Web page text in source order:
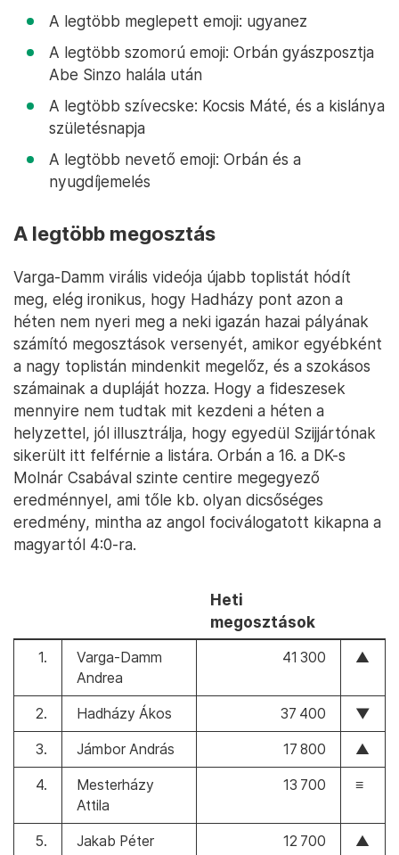
A legtöbb meglepett emoji: ugyanez
A legtöbb szomorú emoji: Orbán gyászposztja
Abe Sinzo halála után
A legtöbb szívecske: Kocsis Máté, és a kislánya
születésnapja
A legtöbb nevető emoji: Orbán és a
nyugdíjemelés
A legtöbb megosztás
Varga-Damm virális videója újabb toplistát hódít
meg, elég ironikus, hogy Hadházy pont azon a
héten nem nyeri meg a neki igazán hazai pályának
számító megosztások versenyét, amikor egyébként
a nagy toplistán mindenkit megelőz, és a szokásos
számainak a dupláját hozza. Hogy a fideszesek
mennyire nem tudtak mit kezdeni a héten a
helyzettel, jól illusztrálja, hogy egyedül Szijjártónak
sikerült itt felférnie a listára. Orbán a 16. a DK-s
Molnár Csabával szinte centire megegyező
eredménnyel, ami tőle kb. olyan dicsőséges
eredmény, mintha az angol fociválogatott kikapna a
magyartól 4:0-ra.
Heti
megosztások
1.
Varga-Damm
Andrea
41 300 ▲
2. Hadházy Ákos 37 400 ▼
3. Jámbor András 17 800 ▲
4.
Mesterházy
Attila
13 700 ≡
5. Jakab Péter 12 700 ▲